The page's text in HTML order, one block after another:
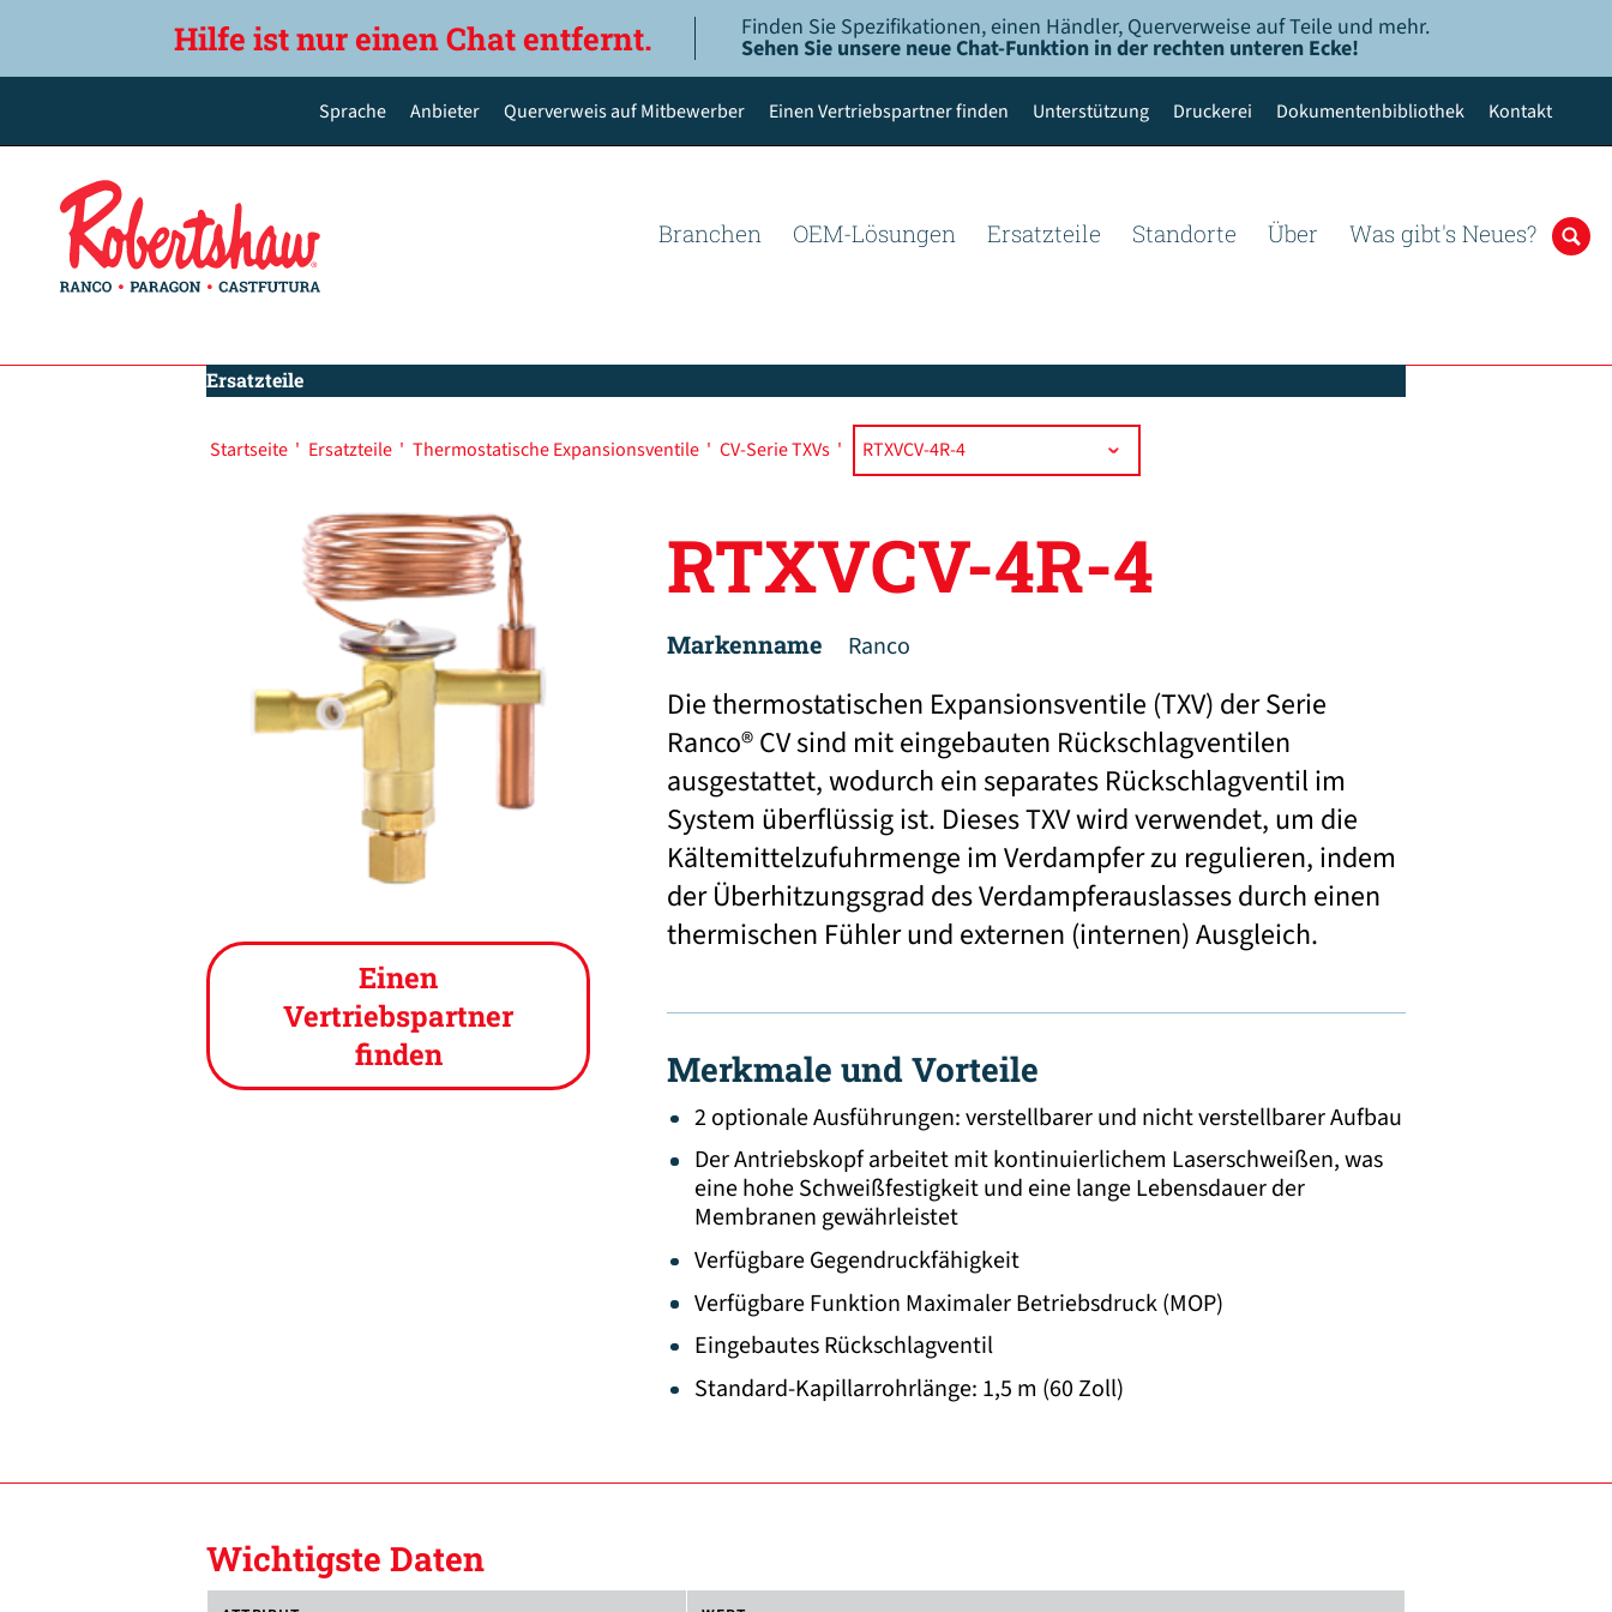
Hilfe ist nur einen Chat entfernt. Finden Sie Spezifikationen, einen Händler, Querverweise auf Teile und mehr.
Sehen Sie unsere neue Chat-Funktion in der rechten unteren Ecke!
Sprache
Anbieter Querverweis auf Mitbewerber Einen Vertriebspartner finden Unterstützung Druckerei Dokumentenbibliothek Kontakt
Branchen OEM-Lösungen Ersatzteile Standorte Über Was gibt's Neues?
Ersatzteile
Startseite ' Ersatzteile ' Thermostatische Expansionsventile ' CV-Serie TXVs '
Einen
Vertriebspartner
finden
RTXVCV-4R-4
Markenname Ranco
Die thermostatischen Expansionsventile (TXV) der Serie
Ranco® CV sind mit eingebauten Rückschlagventilen
ausgestattet, wodurch ein separates Rückschlagventil im
System überflüssig ist. Dieses TXV wird verwendet, um die
Kältemittelzufuhrmenge im Verdampfer zu regulieren, indem
der Überhitzungsgrad des Verdampferauslasses durch einen
thermischen Fühler und externen (internen) Ausgleich.
Merkmale und Vorteile
2 optionale Ausführungen: verstellbarer und nicht verstellbarer Aufbau
Der Antriebskopf arbeitet mit kontinuierlichem Laserschweißen, was
eine hohe Schweißfestigkeit und eine lange Lebensdauer der
Membranen gewährleistet
Verfügbare Gegendruckfähigkeit
Verfügbare Funktion Maximaler Betriebsdruck (MOP)
Eingebautes Rückschlagventil
Standard-Kapillarrohrlänge: 1,5 m (60 Zoll)
Wichtigste Daten